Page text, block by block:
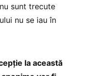
sunt trecute
nu se iau în
la această